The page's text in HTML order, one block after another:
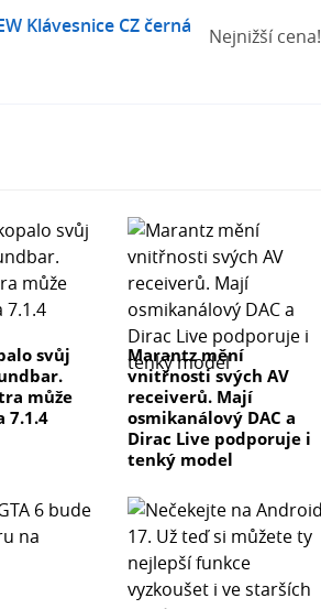
Klávesnice CZ černá
Nejnižší cena!
svůj
může
7.1.4
Marantz mění
vnitřnosti svých AV
receiverů. Mají
osmikanálový DAC a
Dirac Live podporuje i
tenký model